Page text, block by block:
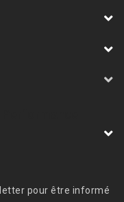
pour être informé